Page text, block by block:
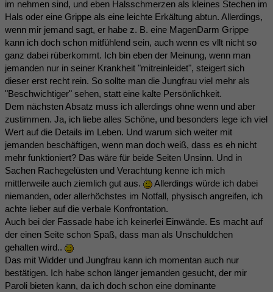
im nehmen sind, und eben Halsschmerzen als kleines Stechen im
Hals oder eine Grippe als eine leichte Erkältung abtun. Allerdings,
wenn mir jemand sagt, er habe z. B. eine MagenDarm Grippe
kann ich doch schon mitfühlend sein, auch wenn es vllt nicht so
ganz dabei rüberkommt. Ich bin eben der Meinung, wenn man
jemanden nur in seiner Krankheit "mitreinleidet", steigert sich
dieser erst recht rein. So sollte man die Jungfrau viel mehr als
"Beschwichtiger" sehen, statt eine kalte Persönlichkeit.
Dem nächsten Absatz muss ich allerdings ohne wenn und aber
zustimmen. Ja, ich liebe alles Schöne, und besonders lege ich viel
Wert auf die Details im Leben. Und warum sich weiter mit
jemanden beschäftigen, wenn man doch weiß, dass es eh nicht
mehr funktioniert? Das wäre für beide Seiten Unsinn. Und in
Sachen Rachegelüsten und Verachtung kenne ich mich
mittlerweile auch ziemlich gut aus.
Allerdings würde ich dabei
niemanden, oder allerhöchstes im Notfall, physisch angreifen, ich
achte lieber auf die verbale Konfrontation.
Auch bei der Fassade habe ich keinerlei Einwände. Es macht auf
der einen Seite schon Spaß, dass man als Unschuldchen
gehalten wird..
Das mit Widder und Jungfrau kann ich momentan auch nur
bestätigen. Ich habe schon länger jemanden gesucht, der mir
Paroli bieten kann, da ich doch schon eine dominante